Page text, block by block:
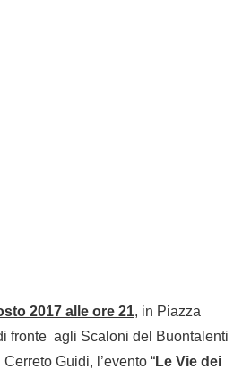
2017 alle ore 21, in Piazza
fronte agli Scaloni del Buontalenti
Guidi, l’evento “Le Vie dei